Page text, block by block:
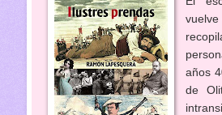
años
de